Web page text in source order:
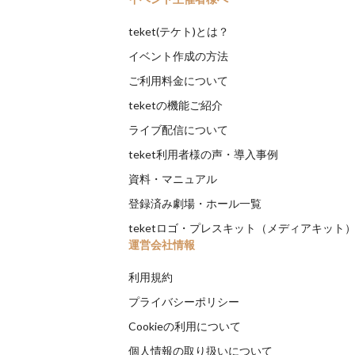
teket(テケト)とは？
イベント作成の方法
ご利用料金について
teketの機能ご紹介
ライブ配信について
teket利用者様の声・導入事例
資料・マニュアル
登録済み劇場・ホール一覧
teketロゴ・プレスキット（メディアキット）
運営会社情報
利用規約
プライバシーポリシー
Cookieの利用について
個人情報の取り扱いについて